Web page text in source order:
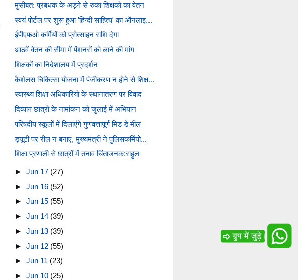
मुसीबत: प्रबंधक के अड़ंगे से रुका शिक्षकों का वेतन
स्वयं पोर्टल पर शुरू हुआ 'हिन्दी साहित्य' का ऑनलाइ...
ईपीएफओ कर्मियों को प्रोत्साहन राशि देगा
आठवें वेतन की सीमा में पेंशनरों को लाने की मांग
शिक्षकों का निदेशालय में प्रदर्शन
कैशेलस चिकित्सा योजना में पंजीकरण न होने से शिक्ष...
स्वास्थ्य शिक्षा अधिकारियों के स्थानांतरण पर विवाद
दिव्यांग छात्रों के नामांकन को जुलाई में अभियान
परिषदीय स्कूलों में दिलाएंगे गुणवत्तापूर्ण मिड डे मील
ड्यूटी पर रील न बनाएं, मुख्यमंत्री ने पुलिसकर्मियो...
शिक्षा प्रणाली से छात्रों में तनाव चिंताजनक:राहुल
► Jun 17 (27)
► Jun 16 (52)
► Jun 15 (55)
► Jun 14 (39)
► Jun 13 (39)
► Jun 12 (55)
► Jun 11 (23)
► Jun 10 (25)